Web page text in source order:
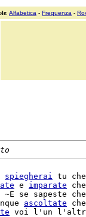
: Alfabetica - Frequenza -
spiegherai tu
e imparate
~E se sapeste
ascoltate
voi l'un